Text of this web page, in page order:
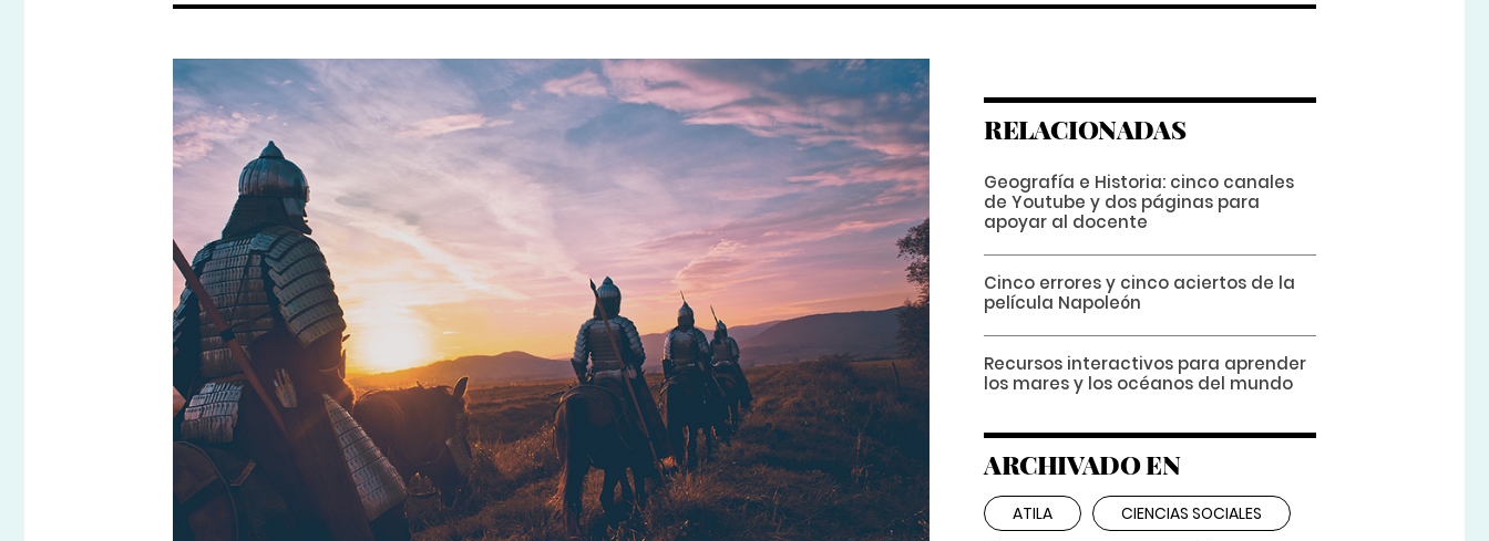
RELACIONADAS
Geografía e Historia: cinco canales
de Youtube y dos páginas para
apoyar al docente
Cinco errores y cinco aciertos de la
película Napoleón
Recursos interactivos para aprender
los mares y los océanos del mundo
ARCHIVADO EN
ATILA CIENCIAS SOCIALES